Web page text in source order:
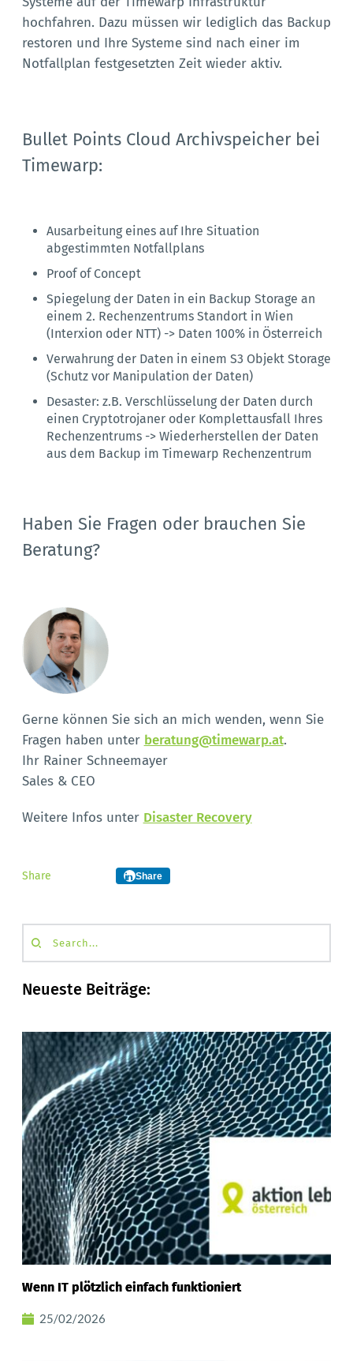
hochfahren. Dazu müssen wir lediglich das Backup
restoren und Ihre Systeme sind nach einer im
Notfallplan festgesetzten Zeit wieder aktiv.
Bullet Points Cloud Archivspeicher bei
Timewarp:
Ausarbeitung eines auf Ihre Situation
abgestimmten Notfallplans
Proof of Concept
Spiegelung der Daten in ein Backup Storage an
einem 2. Rechenzentrums Standort in Wien
(Interxion oder NTT) -> Daten 100% in Österreich
Verwahrung der Daten in einem S3 Objekt Storage
(Schutz vor Manipulation der Daten)
Desaster: z.B. Verschlüsselung der Daten durch
einen Cryptotrojaner oder Komplettausfall Ihres
Rechenzentrums -> Wiederherstellen der Daten
aus dem Backup im Timewarp Rechenzentrum
Haben Sie Fragen oder brauchen Sie
Beratung?
Gerne können Sie sich an mich wenden, wenn Sie
Fragen haben unter beratung@timewarp.at.
Ihr Rainer Schneemayer
Sales & CEO
Weitere Infos unter Disaster Recovery
Share Share
Search...
Neueste Beiträge:
Wenn IT plötzlich einfach funktioniert
25/02/2026